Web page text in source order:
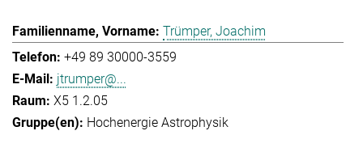
Trümper, Joachim
+49 89 30000-3559
jtrumper@...
X5 1.2.05
Hochenergie Astrophysik